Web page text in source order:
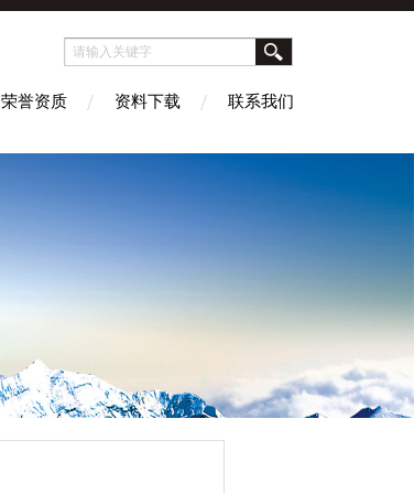
荣誉资质 资料下载 联系我们